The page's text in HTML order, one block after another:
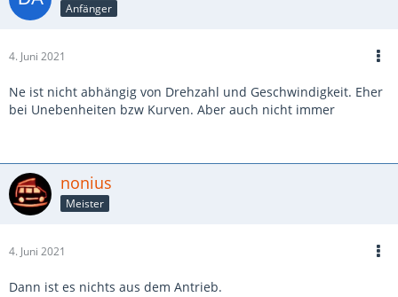
Anfänger
4. Juni 2021
Ne ist nicht abhängig von Drehzahl und Geschwindigkeit. Eher
bei Unebenheiten bzw Kurven. Aber auch nicht immer
nonius
Meister
4. Juni 2021
Dann ist es nichts aus dem Antrieb.